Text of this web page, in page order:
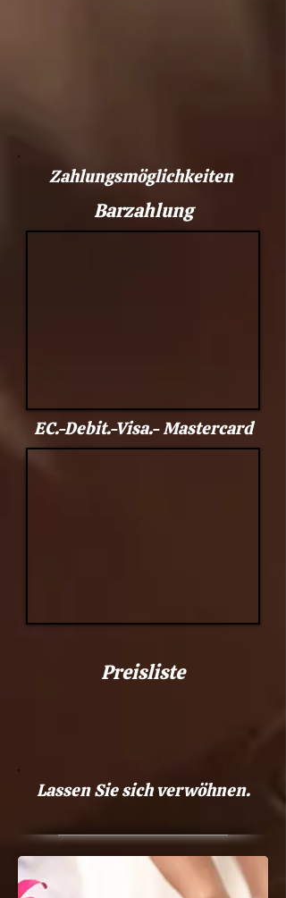
Zahlungsmöglichkeiten
Barzahlung
EC.-Debit.-Visa.- Mastercard
Preisliste
Lassen Sie sich verwöhnen.